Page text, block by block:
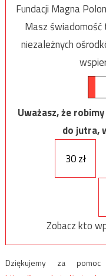
Fundacji Magna
Masz
niezależnych
Uważasz, że
do jutra,
30 zł
Zobacz kto
Dziękujemy za